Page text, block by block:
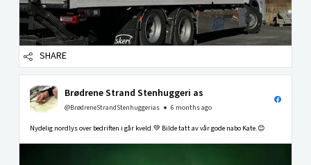
SHARE
Brødrene Strand Stenhuggeri as
@BrødreneStrandStenhuggerias 6 months ago
Nydelig nordlys over bedriften i går kveld.💚 Bilde tatt av vår gode nabo Kate.😊